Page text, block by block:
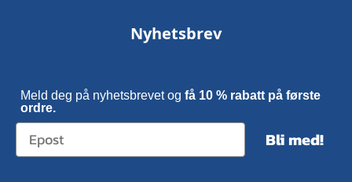
Nyhetsbrev
Meld deg på nyhetsbrevet og få 10 % rabatt på første
ordre.
Bli med!